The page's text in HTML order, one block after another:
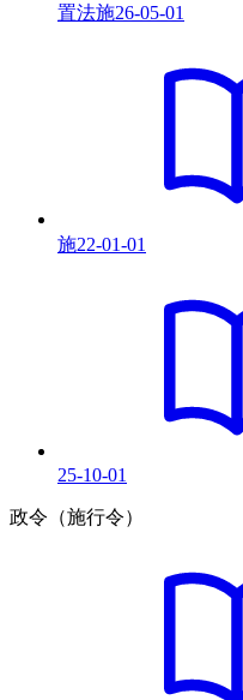
置法施26-05-01
施22-01-01
25-10-01
政令（施行令）